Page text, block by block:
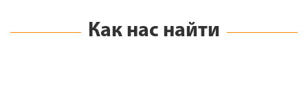
Как нас найти